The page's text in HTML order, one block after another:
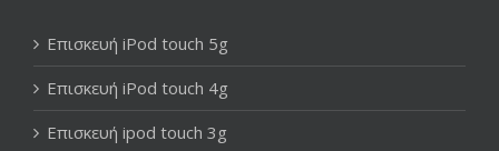
Επισκευή iPod touch 5g
Επισκευή iPod touch 4g
Επισκευή ipod touch 3g